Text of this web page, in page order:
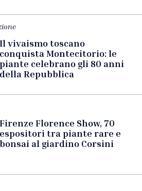
Il vivaismo toscano
conquista Montecitorio: le
piante celebrano gli 80 anni
della Repubblica
Firenze Florence Show, 70
espositori tra piante rare e
bonsai al giardino Corsini